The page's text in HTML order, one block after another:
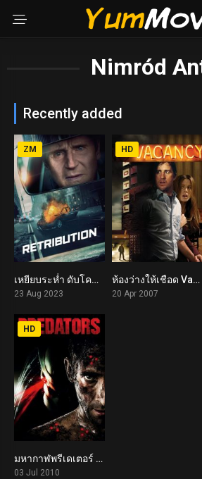
Nimród
Recently added
5.4
ZM
เหยียบระห่ำ ดับโคตรแค้น Retribution (2023)
23 Aug 2023
6.2
HD
ห้องว่างให้เชือด Vacancy (2007)
20 Apr 2007
6.4
HD
มหากาฬพรีเดเตอร์ Predators (2010)
03 Jul 2010